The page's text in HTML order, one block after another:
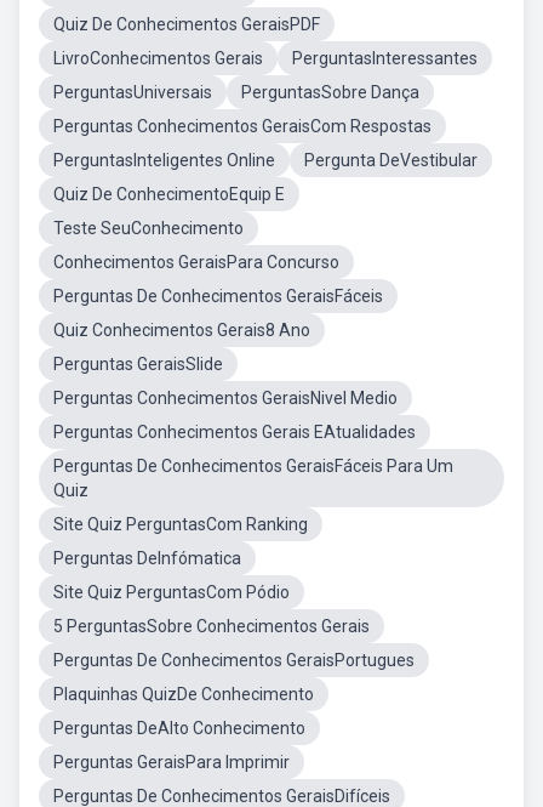
Quiz De Conhecimentos GeraisPDF
LivroConhecimentos Gerais
PerguntasInteressantes
PerguntasUniversais
PerguntasSobre Dança
Perguntas Conhecimentos GeraisCom Respostas
PerguntasInteligentes Online
Pergunta DeVestibular
Quiz De ConhecimentoEquip E
Teste SeuConhecimento
Conhecimentos GeraisPara Concurso
Perguntas De Conhecimentos GeraisFáceis
Quiz Conhecimentos Gerais8 Ano
Perguntas GeraisSlide
Perguntas Conhecimentos GeraisNivel Medio
Perguntas Conhecimentos Gerais EAtualidades
Perguntas De Conhecimentos GeraisFáceis Para Um
Quiz
Site Quiz PerguntasCom Ranking
Perguntas DeInfómatica
Site Quiz PerguntasCom Pódio
5 PerguntasSobre Conhecimentos Gerais
Perguntas De Conhecimentos GeraisPortugues
Plaquinhas QuizDe Conhecimento
Perguntas DeAlto Conhecimento
Perguntas GeraisPara Imprimir
Perguntas De Conhecimentos GeraisDifíceis